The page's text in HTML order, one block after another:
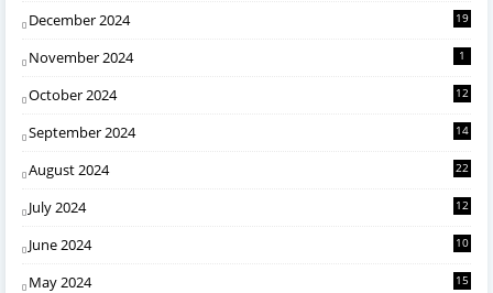
December 2024 19
November 2024 1
October 2024 12
September 2024 14
August 2024 22
July 2024 12
June 2024 10
May 2024 15